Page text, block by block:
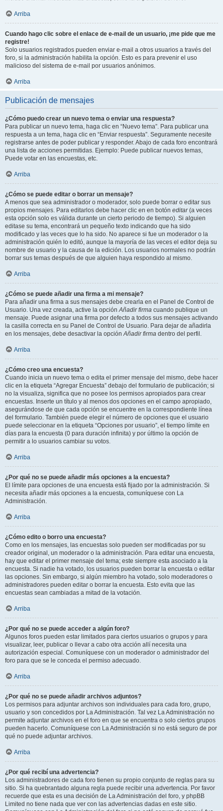
Arriba
Cuando hago clic sobre el enlace de e-mail de un usuario, ¡me pide que me
registre!
Solo usuarios registrados pueden enviar e-mail a otros usuarios a través del
foro, si la administración habilita la opción. Esto es para prevenir el uso
malicioso del sistema de e-mail por usuarios anónimos.
Arriba
Publicación de mensajes
¿Cómo puedo crear un nuevo tema o enviar una respuesta?
Para publicar un nuevo tema, haga clic en “Nuevo tema”. Para publicar una
respuesta a un tema, haga clic en “Enviar respuesta”. Seguramente necesite
registrarse antes de poder publicar y responder. Abajo de cada foro encontrará
una lista de acciones permitidas. Ejemplo: Puede publicar nuevos temas,
Puede votar en las encuestas, etc.
Arriba
¿Cómo se puede editar o borrar un mensaje?
A menos que sea administrador o moderador, solo puede borrar o editar sus
propios mensajes. Para editarlos debe hacer clic en en botón editar(a veces
esta opción solo es válida durante un cierto periodo de tiempo). Si alguien
editase su tema, encontrará un pequeño texto indicando que ha sido
modificado y las veces que lo ha sido. No aparece si fue un moderador o la
administración quién lo editó, aunque la mayoría de las veces el editor deja su
nombre de usuario y la causa de la edición. Los usuarios normales no podrán
borrar sus temas después de que alguien haya respondido al mismo.
Arriba
¿Cómo se puede añadir una firma a mi mensaje?
Para añadir una firma a sus mensajes debe crearla en el Panel de Control de
Usuario. Una vez creada, active la opciónAñadir firma cuando publique un
mensaje. Puede asignar una firma por defecto a todos sus mensajes activando
la casilla correcta en su Panel de Control de Usuario. Para dejar de añadirla
en los mensajes, debe desactivar la opciónAñadir firma dentro del perfil.
Arriba
¿Cómo creo una encuesta?
Cuando inicia un nuevo tema o edita el primer mensaje del mismo, debe hacer
clic en la etiqueta “Agregar Encuesta” debajo del formulario de publicación; si
no la visualiza, significa que no posee los permisos apropiados para crear
encuestas. Inserte un título y al menos dos opciones en el campo apropiado,
asegurándose de que cada opción se encuentre en la correspondiente línea
del formulario. También puede elegir el número de opciones que el usuario
puede seleccionar en la etiqueta “Opciones por usuario”, el tiempo límite en
días para la encuesta (0 para duración infinita) y por último la opción de
permitir a lo usuarios cambiar su votos.
Arriba
¿Por qué no se puede añadir más opciones a la encuesta?
El límite para opciones de una encuesta está fijado por la administración. Si
necesita añadir más opciones a la encuesta, comuníquese con La
Administración.
Arriba
¿Cómo edito o borro una encuesta?
Como en los mensajes, las encuestas solo pueden ser modificadas por su
creador original, un moderador o la administración. Para editar una encuesta,
hay que editar el primer mensaje del tema; este siempre esta asociado a la
encuesta. Si nadie ha votado, los usuarios pueden borrar la encuesta o editar
las opciones. Sin embargo, si algún miembro ha votado, solo moderadores o
administradores pueden editar o borrar la encuesta. Esto evita que las
encuestas sean cambiadas a mitad de la votación.
Arriba
¿Por qué no se puede acceder a algún foro?
Algunos foros pueden estar limitados para ciertos usuarios o grupos y para
visualizar, leer, publicar o llevar a cabo otra acción allí necesita una
autorización especial. Comuníquese con un moderador o administrador del
foro para que se le conceda el permiso adecuado.
Arriba
¿Por qué no se puede añadir archivos adjuntos?
Los permisos para adjuntar archivos son individuales para cada foro, grupo,
usuario y son concedidos por La Administración. Tal vez La Administración no
permite adjuntar archivos en el foro en que se encuentra o solo ciertos grupos
pueden hacerlo. Comuníquese con La Administración si no está seguro de por
qué no puede adjuntar archivos.
Arriba
¿Por qué recibí una advertencia?
Los administradores de cada foro tienen su propio conjunto de reglas para su
sitio. Si ha quebrantado alguna regla puede recibir una advertencia. Por favor
recuerde que esta es una decisión de La Administración del foro, y phpBB
Limited no tiene nada que ver con las advertencias dadas en este sitio.